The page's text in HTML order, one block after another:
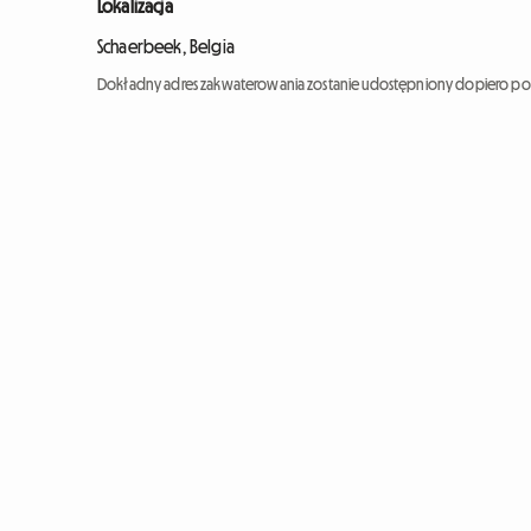
Lokalizacja
Schaerbeek, Belgia
Dokładny adres zakwaterowania zostanie udostępniony dopiero